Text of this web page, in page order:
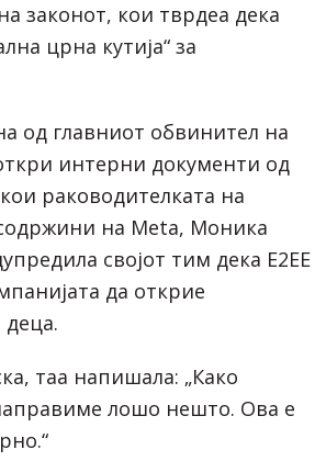
законот, кои тврдеа дека
црна кутија“ за
од главниот обвинител на
интерни документи од
раководителката на
на Meta, Моника
својот тим дека E2EE
да открие
деца.
таа напишала: „Како
лошо нешто. Ова е